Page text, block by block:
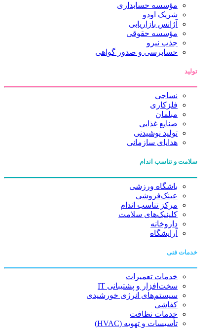
مؤسسه حسابداری
شریک اودو
آژانس بازاریابی
مؤسسه حقوقی
جذب نیرو
حسابرسی و صدور گواهی
تولید
نساجی
فلزکاری
مبلمان
صنایع غذایی
تولید نوشیدنی
هدایای سازمانی
سلامت و تناسب اندام
باشگاه ورزشی
عینک‌فروشی
مرکز تناسب اندام
کلینیک‌های سلامت
داروخانه
آرایشگاه
خدمات فنی
خدمات تعمیرات
سخت‌افزار و پشتیبانی IT
سیستم‌های انرژی خورشیدی
کفاشی
خدمات نظافت
تأسیسات و تهویه (HVAC)